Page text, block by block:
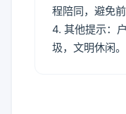
程陪同，避免
4. 其他提示：
圾，文明休闲。